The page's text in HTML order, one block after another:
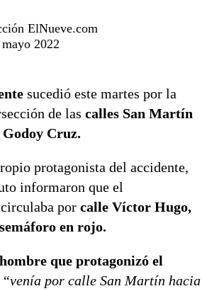
ElNueve.com
2022
sucedió este martes por la
de las calles San Martín
Cruz.
protagonista del accidente,
informaron que el
por calle Víctor Hugo,
en rojo.
que protagonizó el
“venía por calle San Martín hacia